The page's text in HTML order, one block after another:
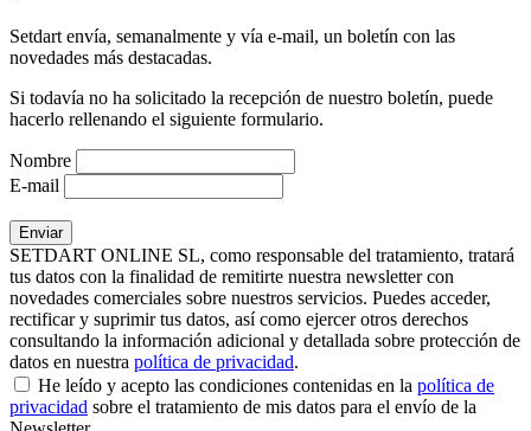
Setdart envía, semanalmente y vía e-mail, un boletín con las
novedades más destacadas.
Si todavía no ha solicitado la recepción de nuestro boletín, puede
hacerlo rellenando el siguiente formulario.
Nombre
E-mail
SETDART ONLINE SL, como responsable del tratamiento, tratará
tus datos con la finalidad de remitirte nuestra newsletter con
novedades comerciales sobre nuestros servicios. Puedes acceder,
rectificar y suprimir tus datos, así como ejercer otros derechos
consultando la información adicional y detallada sobre protección de
datos en nuestra política de privacidad.
He leído y acepto las condiciones contenidas en la política de
privacidad sobre el tratamiento de mis datos para el envío de la